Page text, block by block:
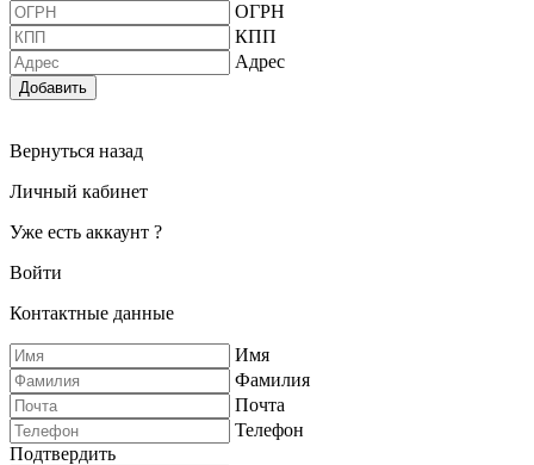
ОГРН
КПП
Адрес
Добавить
Вернуться назад
Личный кабинет
Уже есть аккаунт ?
Войти
Контактные данные
Имя
Фамилия
Почта
Телефон
Подтвердить